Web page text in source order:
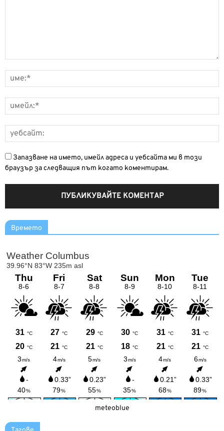
Запазване на името, имейл адреса и уебсайта ми в този
браузър за следващия път когато коментирам.
Времето
meteoblue